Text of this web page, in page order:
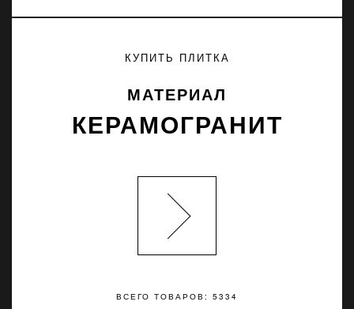
ВСЕГО ТОВАРОВ: 5334
КУПИТЬ ПЛИТКА
МАТЕРИАЛ
КЕРАМОГРАНИТ